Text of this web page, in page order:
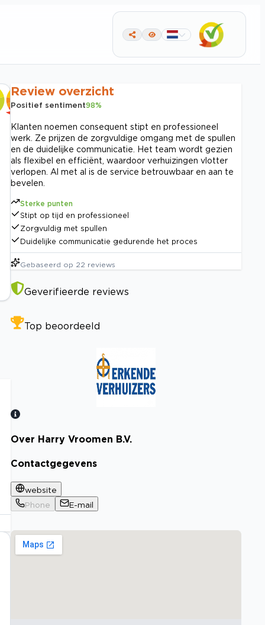
Review overzicht
Positief sentiment98%
Klanten noemen consequent stipt en professioneel
werk. Ze prijzen de zorgvuldige omgang met de spullen
en de duidelijke communicatie. Het team wordt gezien
als flexibel en efficiënt, waardoor verhuizingen vlotter
verlopen. Al met al is de service betrouwbaar en aan te
bevelen.
Sterke punten
Stipt op tijd en professioneel
Zorgvuldig met spullen
Duidelijke communicatie gedurende het proces
Gebaseerd op 22 reviews
Geverifieerde reviews
Top beoordeeld
Bekijk certificaat
Over Harry Vroomen B.V.
Contactgegevens
website
Phone
E-mail